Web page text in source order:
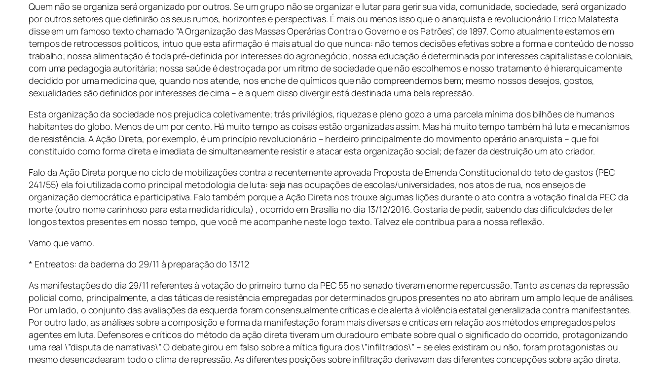
Quem não se organiza será organizado por outros. Se um grupo não se organizar e lutar para gerir sua vida, comunidade, sociedade, será organizado
por outros setores que definirão os seus rumos, horizontes e perspectivas. É mais ou menos isso que o anarquista e revolucionário Errico Malatesta
disse em um famoso texto chamado “A Organização das Massas Operárias Contra o Governo e os Patrões”, de 1897. Como atualmente estamos em
tempos de retrocessos políticos, intuo que esta afirmação é mais atual do que nunca: não temos decisões efetivas sobre a forma e conteúdo de nosso
trabalho; nossa alimentação é toda pré-definida por interesses do agronegócio; nossa educação é determinada por interesses capitalistas e coloniais,
com uma pedagogia autoritária; nossa saúde é destroçada por um ritmo de sociedade que não escolhemos e nosso tratamento é hierarquicamente
decidido por uma medicina que, quando nos atende, nos enche de químicos que não compreendemos bem; mesmo nossos desejos, gostos,
sexualidades são definidos por interesses de cima – e a quem disso divergir está destinada uma bela repressão.
Esta organização da sociedade nos prejudica coletivamente; trás privilégios, riquezas e pleno gozo a uma parcela mínima dos bilhões de humanos
habitantes do globo. Menos de um por cento. Há muito tempo as coisas estão organizadas assim. Mas há muito tempo também há luta e mecanismos
de resistência. A Ação Direta, por exemplo, é um princípio revolucionário – herdeiro principalmente do movimento operário anarquista – que foi
constituído como forma direta e imediata de simultaneamente resistir e atacar esta organização social; de fazer da destruição um ato criador.
Falo da Ação Direta porque no ciclo de mobilizações contra a recentemente aprovada Proposta de Emenda Constitucional do teto de gastos (PEC
241/55) ela foi utilizada como principal metodologia de luta: seja nas ocupações de escolas/universidades, nos atos de rua, nos ensejos de
organização democrática e participativa. Falo também porque a Ação Direta nos trouxe algumas lições durante o ato contra a votação final da PEC da
morte (outro nome carinhoso para esta medida ridícula) , ocorrido em Brasília no dia 13/12/2016. Gostaria de pedir, sabendo das dificuldades de ler
longos textos presentes em nosso tempo, que você me acompanhe neste logo texto. Talvez ele contribua para a nossa reflexão.
Vamo que vamo.
* Entreatos: da baderna do 29/11 à preparação do 13/12
As manifestações do dia 29/11 referentes à votação do primeiro turno da PEC 55 no senado tiveram enorme repercussão. Tanto as cenas da repressão
policial como, principalmente, a das táticas de resistência empregadas por determinados grupos presentes no ato abriram um amplo leque de análises.
Por um lado, o conjunto das avaliações da esquerda foram consensualmente críticas e de alerta à violência estatal generalizada contra manifestantes.
Por outro lado, as análises sobre a composição e forma da manifestação foram mais diversas e críticas em relação aos métodos empregados pelos
agentes em luta. Defensores e críticos do método da ação direta tiveram um duradouro embate sobre qual o significado do ocorrido, protagonizando
uma real \”disputa de narrativas\”. O debate girou em falso sobre a mítica figura dos \”infiltrados\” – se eles existiram ou não, foram protagonistas ou
mesmo desencadearam todo o clima de repressão. As diferentes posições sobre infiltração derivavam das diferentes concepções sobre ação direta.